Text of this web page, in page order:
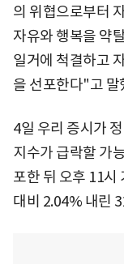
의 위협으로부터
자유와 행복을 약
일거에 척결하고
을 선포한다"고 말
4일 우리 증시가
지수가 급락할 가
포한 뒤 오후 11시
대비 2.04% 내린